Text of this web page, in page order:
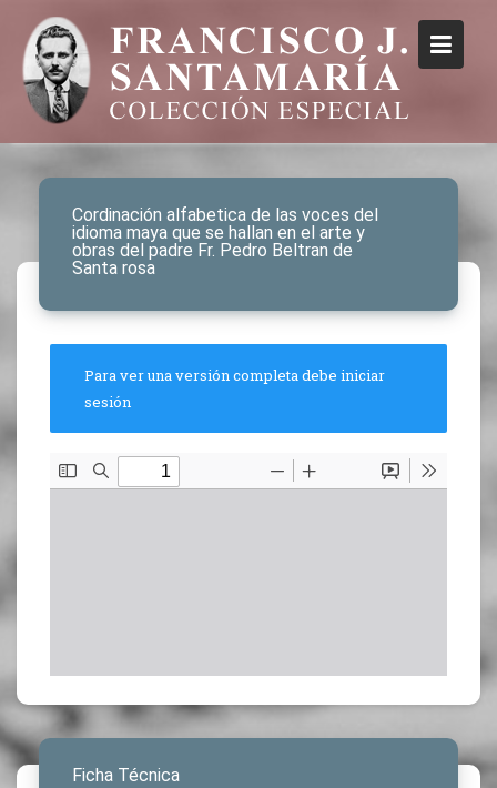
Cordinación alfabetica de las voces del
idioma maya que se hallan en el arte y
obras del padre Fr. Pedro Beltran de
Santa rosa
Para ver una versión completa debe iniciar
sesión
Ficha Técnica